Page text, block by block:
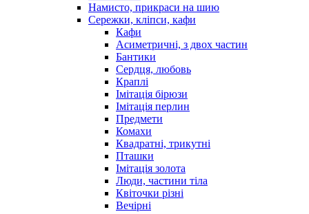
Намисто, прикраси на шию
Сережки, кліпси, кафи
Кафи
Асиметричні, з двох частин
Бантики
Сердця, любовь
Краплі
Імітація бірюзи
Імітація перлин
Предмети
Комахи
Квадратні, трикутні
Пташки
Імітація золота
Люди, частини тіла
Квіточки різні
Вечірні